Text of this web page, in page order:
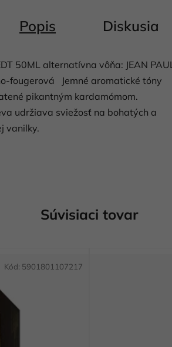
Popis Diskusia
50ML alternatívna vôňa: JEAN PAUL
fougerová Jemné aromatické tóny
pikantným kardamómom.
udržiava sviežosť na bohatých a
vanilky.
Súvisiaci tovar
Kód: 5901801107217